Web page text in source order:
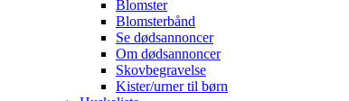
Blomster
Blomsterbånd
Se dødsannoncer
Om dødsannoncer
Skovbegravelse
Kister/urner til børn